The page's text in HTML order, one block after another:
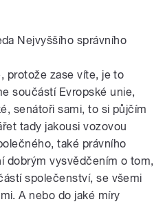
Nejvyššího správního
protože zase víte, je to
součástí Evropské unie,
senátoři sami, to si půjčím
tady jakousi vozovou
také právního
dobrým vysvědčením o tom,
společenství, se všemi
A nebo do jaké míry